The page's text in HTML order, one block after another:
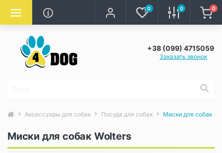
0 0 0
+38 (099) 4715059
Заказать звонок
Аксессуары для собак Посуда для собак Миски для собак
Миски для собак Wolters